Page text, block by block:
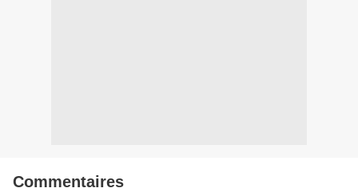
Commentaires